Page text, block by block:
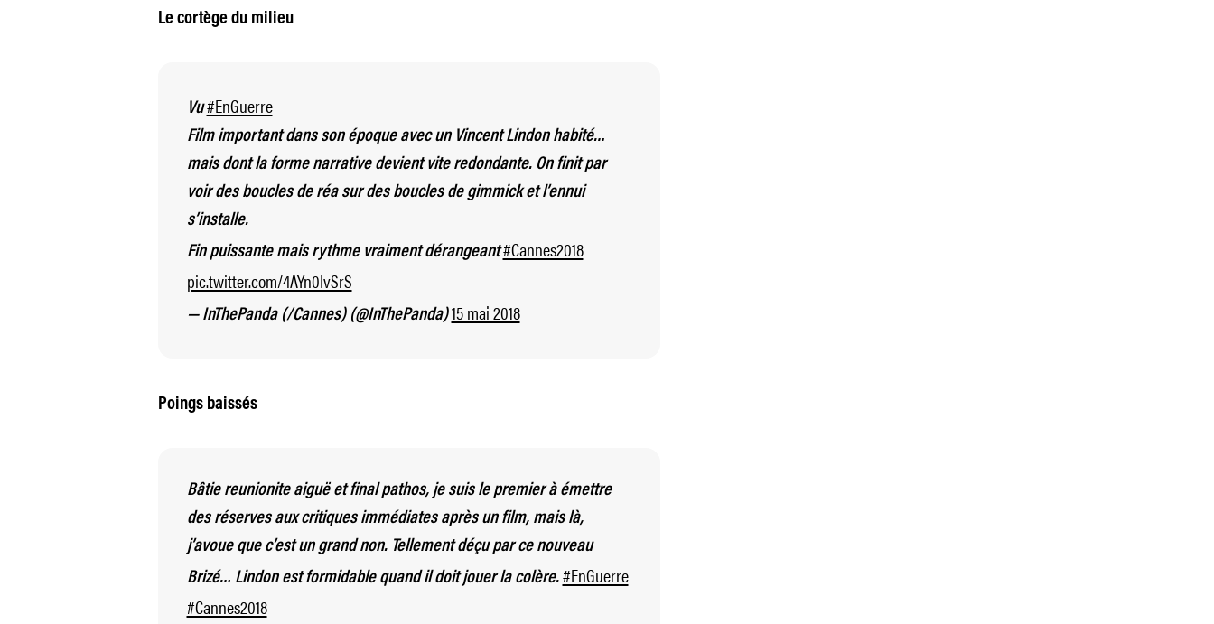
Le cortège du milieu
Vu#EnGuerre
Film important dans son époque avec un Vincent Lindon habité…
mais dont la forme narrative devient vite redondante. On finit par
voir des boucles de réa sur des boucles de gimmick et l’ennui
s’installe.
Fin puissante mais rythme vraiment dérangeant#Cannes2018
pic.twitter.com/4AYn0IvSrS
— InThePanda (/Cannes) (@InThePanda)15 mai 2018
Poings baissés
Bâtie reunionite aiguë et final pathos, je suis le premier à émettre
des réserves aux critiques immédiates après un film, mais là,
j’avoue que c’est un grand non. Tellement déçu par ce nouveau
Brizé… Lindon est formidable quand il doit jouer la colère. #EnGuerre
#Cannes2018